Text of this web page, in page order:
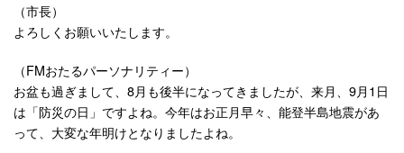
（市長）
よろしくお願いいたします。
（FMおたるパーソナリティー）
お盆も過ぎまして、8月も後半になってきましたが、来月、9月1日
は「防災の日」ですよね。今年はお正月早々、能登半島地震があ
って、大変な年明けとなりましたよね。